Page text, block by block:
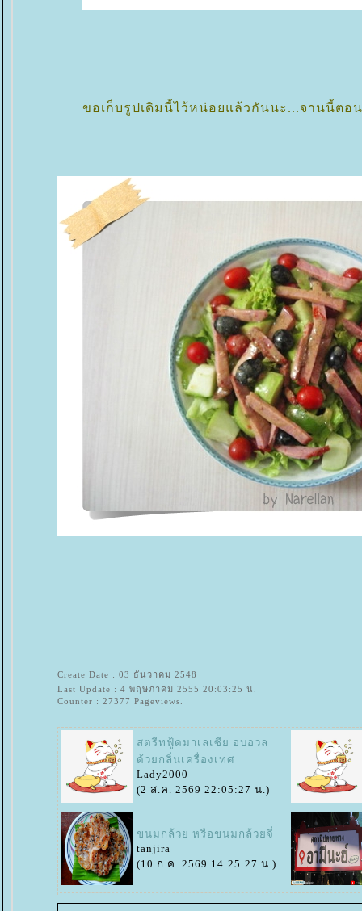
ขอเก็บรูปเดิมนี้ไว้หน่อยแล้วกันนะ...จานนี้ตอ
Create Date : 03 ธันวาคม 2548
Last Update : 4 พฤษภาคม 2555 20:03:25 น.
Counter : 27377 Pageviews.
สตรีทฟู้ดมาเลเซีย อบอวล
ด้วยกลิ่นเครื่องเทศ
Lady2000
(2 ส.ค. 2569 22:05:27 น.)
ขนมกล้วย หรือขนมกล้วยจี่
tanjira
(10 ก.ค. 2569 14:25:27 น.)